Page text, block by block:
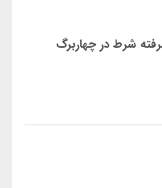
شرط در چهاربرگ